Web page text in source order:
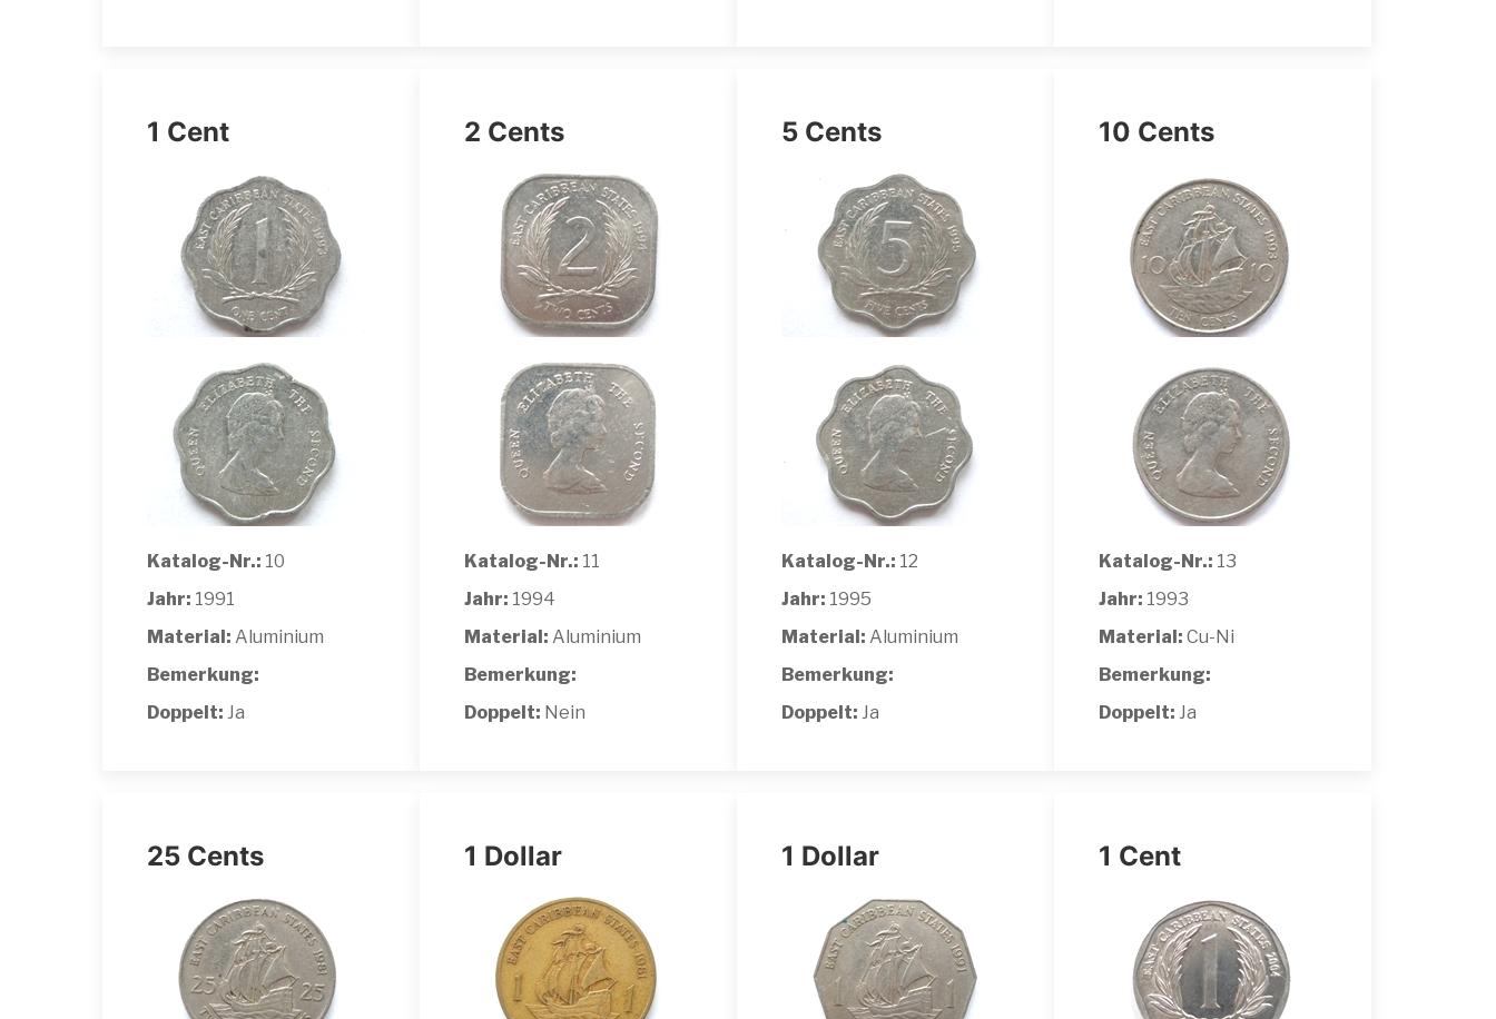
1 Cent
Katalog-Nr.: 10
Jahr: 1991
Material: Aluminium
Bemerkung:
Doppelt: Ja
2 Cents
Katalog-Nr.: 11
Jahr: 1994
Material: Aluminium
Bemerkung:
Doppelt: Nein
5 Cents
Katalog-Nr.: 12
Jahr: 1995
Material: Aluminium
Bemerkung:
Doppelt: Ja
10 Cents
Katalog-Nr.: 13
Jahr: 1993
Material: Cu-Ni
Bemerkung:
Doppelt: Ja
25 Cents 1 Dollar 1 Dollar 1 Cent